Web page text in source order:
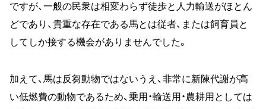
ですが、一般の民衆は相変わらず徒歩と人力輸送がほとん
どであり、貴重な存在である馬とは従者、または飼育員と
してしか接する機会がありませんでした。
加えて、馬は反芻動物ではないうえ、非常に新陳代謝が高
い低燃費の動物であるため、乗用・輸送用・農耕用としては